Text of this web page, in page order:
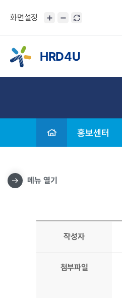
화면설정
HRD4U
메뉴 열기
홍보센터
작성자
첨부파일